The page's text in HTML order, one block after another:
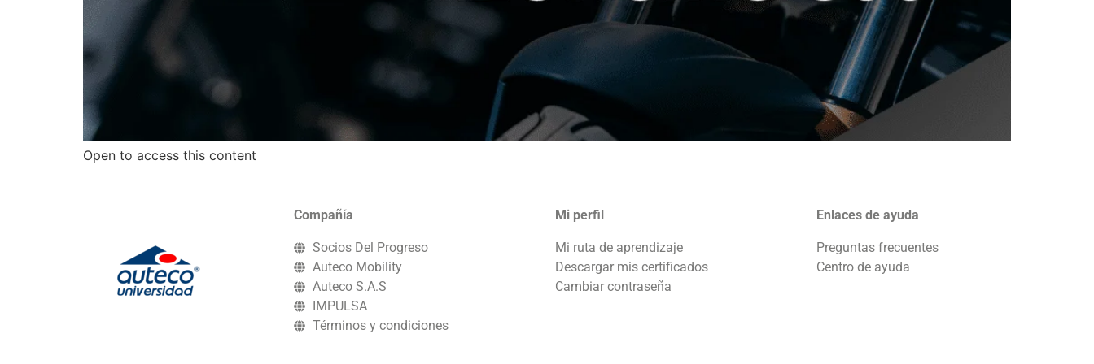
Open to access this content
Compañía
Socios Del Progreso
Auteco Mobility
Auteco S.A.S
IMPULSA
Términos y condiciones
Mi perfil
Mi ruta de aprendizaje
Descargar mis certificados
Cambiar contraseña
Enlaces de ayuda
Preguntas frecuentes
Centro de ayuda